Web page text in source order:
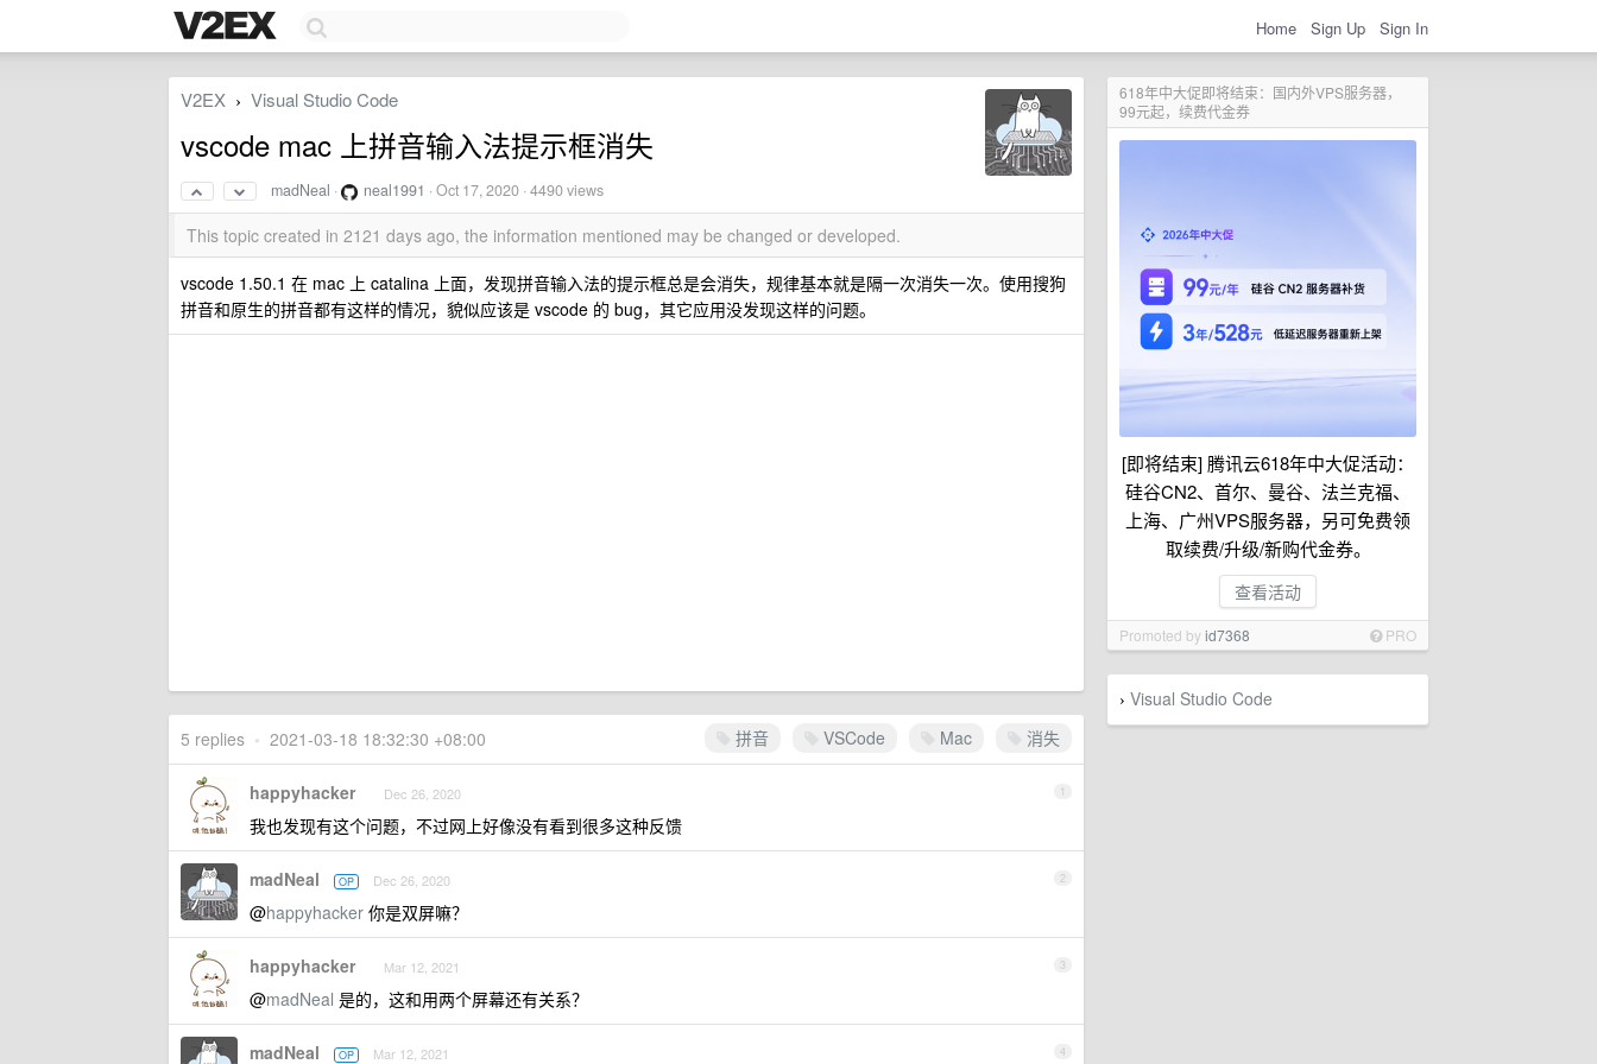
Home Sign Up Sign In
618年中大促即将结束：国内外VPS服务器，
99元起，续费代金券
[即将结束] 腾讯云618年中大促活动：
硅谷CN2、首尔、曼谷、法兰克福、
上海、广州VPS服务器，另可免费领
取续费/升级/新购代金券。
查看活动
Promoted byid7368 PRO
› Visual Studio Code
V2EX › Visual Studio Code
vscode mac 上拼音输入法提示框消失
madNeal · neal1991 ·Oct 17, 2020 · 4490 views
This topic created in 2121 days ago, the information mentioned may be changed or developed.
vscode 1.50.1 在 mac 上 catalina 上面，发现拼音输入法的提示框总是会消失，规律基本就是隔一次消失一次。使用搜狗
拼音和原生的拼音都有这样的情况，貌似应该是 vscode 的 bug，其它应用没发现这样的问题。
拼音 VSCode Mac 消失
5 replies • 2021-03-18 18:32:30 +08:00
1
happyhacker Dec 26, 2020
我也发现有这个问题，不过网上好像没有看到很多这种反馈
2
madNeal OP Dec 26, 2020
@happyhacker 你是双屏嘛？
3
happyhacker Mar 12, 2021
@madNeal 是的，这和用两个屏幕还有关系？
4
madNeal OP Mar 12, 2021